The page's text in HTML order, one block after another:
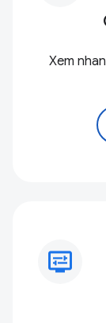
Xem
display_settings